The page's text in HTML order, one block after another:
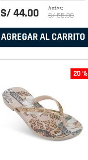
S/44.00 S/55.00
AGREGAR AL CARRITO
20 %